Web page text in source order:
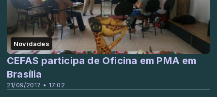
Novidades
21/09/2017 • 17:02
CEFAS participa de Oficina em PMA em
Brasília